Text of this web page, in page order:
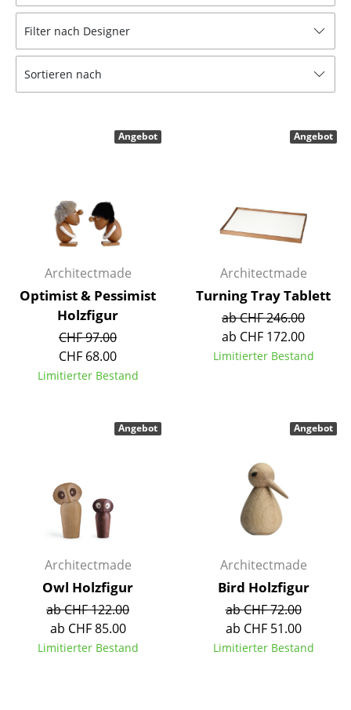
Bänke & Liegen
Sitzsäcke
Bürodrehstühle
Konferenzstühle
Bürosessel
Einzelteile
... alle Sitzmöbel
Tische
Schreibtische
Sekretäre & PC-Tische
Konferenztische
Stehtische & Stehpulte
Kindertische
Gartentische
Filter nach Designer
Sortieren nach
Architectmade
Optimist & Pessimist
Holzfigur
CHF 97.00
CHF 68.00
Limitierter Bestand
Angebot
Architectmade
Turning Tray Tablett
ab CHF 246.00
ab CHF 172.00
Limitierter Bestand
Angebot
Architectmade
Owl Holzfigur
ab CHF 122.00
ab CHF 85.00
Limitierter Bestand
Angebot
Architectmade
Bird Holzfigur
ab CHF 72.00
ab CHF 51.00
Limitierter Bestand
Angebot